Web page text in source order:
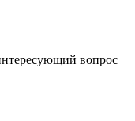
вопрос